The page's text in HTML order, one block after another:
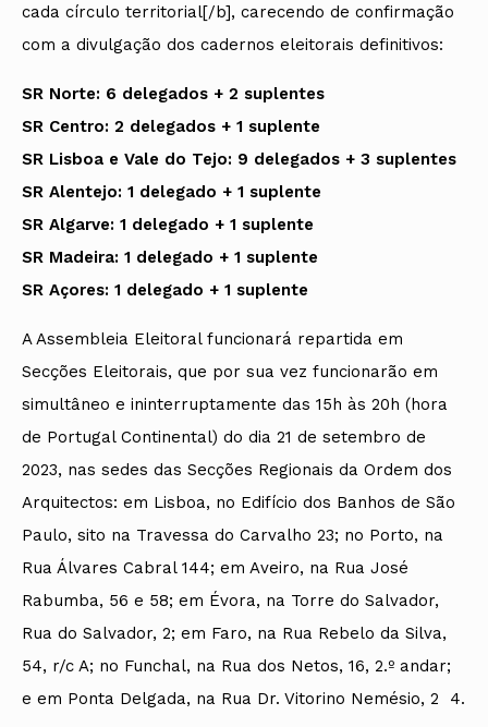
cada círculo territorial[/b], carecendo de confirmação
com a divulgação dos cadernos eleitorais definitivos:
SR Norte: 6 delegados + 2 suplentes
SR Centro: 2 delegados + 1 suplente
SR Lisboa e Vale do Tejo: 9 delegados + 3 suplentes
SR Alentejo: 1 delegado + 1 suplente
SR Algarve: 1 delegado + 1 suplente
SR Madeira: 1 delegado + 1 suplente
SR Açores: 1 delegado + 1 suplente
A Assembleia Eleitoral funcionará repartida em
Secções Eleitorais, que por sua vez funcionarão em
simultâneo e ininterruptamente das 15h às 20h (hora
de Portugal Continental) do dia 21 de setembro de
2023, nas sedes das Secções Regionais da Ordem dos
Arquitectos: em Lisboa, no Edifício dos Banhos de São
Paulo, sito na Travessa do Carvalho 23; no Porto, na
Rua Álvares Cabral 144; em Aveiro, na Rua José
Rabumba, 56 e 58; em Évora, na Torre do Salvador,
Rua do Salvador, 2; em Faro, na Rua Rebelo da Silva,
54, r/c A; no Funchal, na Rua dos Netos, 16, 2.º andar;
e em Ponta Delgada, na Rua Dr. Vitorino Nemésio, 2  4.